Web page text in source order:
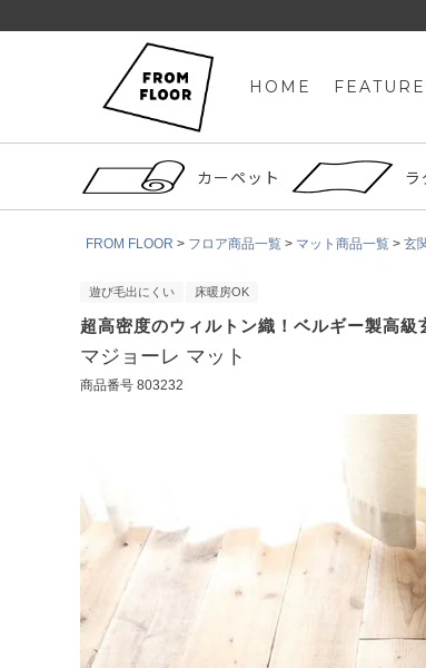
HOME FEATURE
カーペット ラ
FROM FLOOR フロア商品一覧 マット商品一覧 玄
遊び毛出にくい 床暖房OK
超高密度のウィルトン織！ベルギー製高級
マジョーレ マット
商品番号 803232